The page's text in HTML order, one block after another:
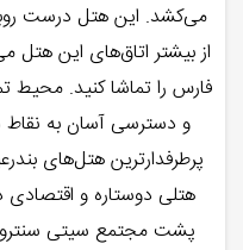
می‌کشد. این هتل درست
از بیشتر اتاق‌های این هتل
فارس را تماشا کنید. محیط
و دسترسی آسان به نقاط
پرطرفدارترین هتل‌های
هتلی دوستاره و
پشت مجتمع سیتی